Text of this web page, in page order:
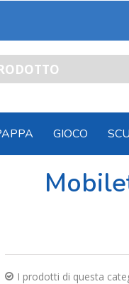
GIOCO
I prodotti di questa